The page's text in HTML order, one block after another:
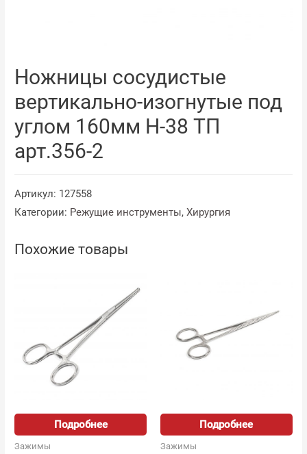
Ножницы сосудистые
вертикально-изогнутые под
углом 160мм Н-38 ТП
арт.356-2
Артикул: 127558
Категории: Режущие инструменты,Хирургия
Похожие товары
Подробнее
Зажимы
Подробнее
Зажимы